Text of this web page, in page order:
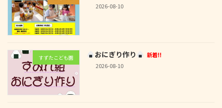
2026-08-10
すずたこども園 おにぎり作り
新着!!
2026-08-10